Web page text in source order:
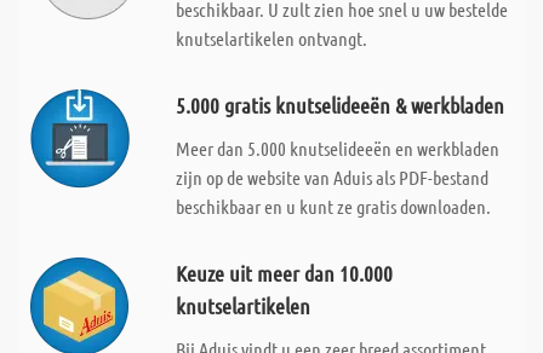
beschikbaar. U zult zien hoe snel u uw bestelde
knutselartikelen ontvangt.
5.000 gratis knutselideeën & werkbladen
Meer dan 5.000 knutselideeën en werkbladen
zijn op de website van Aduis als PDF-bestand
beschikbaar en u kunt ze gratis downloaden.
Keuze uit meer dan 10.000
knutselartikelen